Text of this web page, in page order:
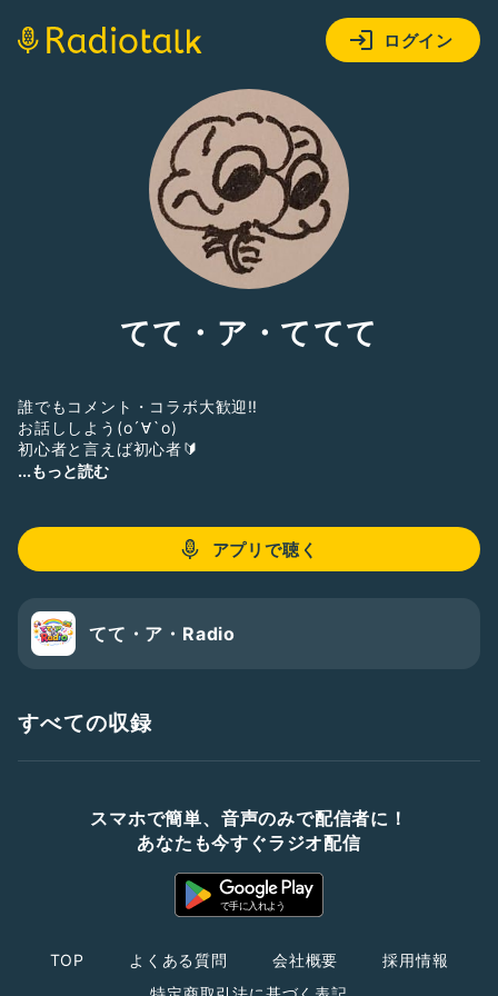
ログイン
てて・ア・ててて
誰でもコメント・コラボ大歓迎‼️
お話ししよう(о´∀`о)
初心者と言えば初心者🔰
みんなとちがう時空を生きている👽
...もっと読む
アプリで聴く
てて・ア・Radio
すべての収録
スマホで簡単、音声のみで配信者に！
あなたも今すぐラジオ配信
TOP よくある質問 会社概要
採用情報